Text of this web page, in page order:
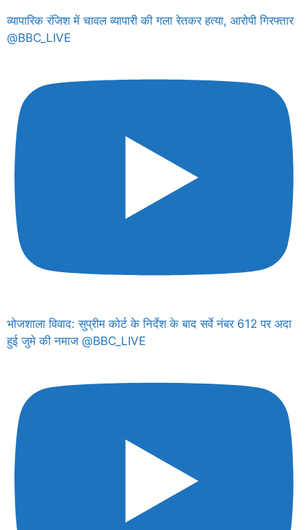
व्यापारिक रंजिश में चावल व्यापारी की गला रेतकर हत्या, आरोपी गिरफ्तार
@BBC_LIVE
भोजशाला विवाद: सुप्रीम कोर्ट के निर्देश के बाद सर्वे नंबर 612 पर अदा
हुई जुमे की नमाज @BBC_LIVE